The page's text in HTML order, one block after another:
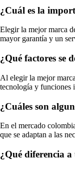
¿Cuál es la
Elegir la mejor marca
mayor garantía y un
¿Qué factores se
Al elegir la mejor
tecnología y funciones
¿Cuáles son
En el mercado
que se adaptan a las
¿Qué diferencia